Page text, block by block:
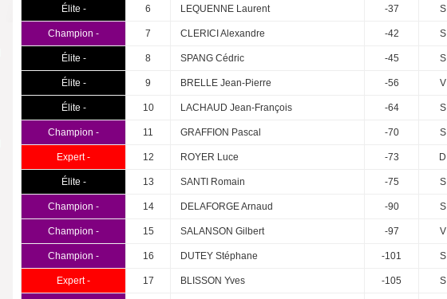
Élite - 6 LEQUENNE Laurent -37 S
Champion - 7 CLERICI Alexandre -42 S
Élite - 8 SPANG Cédric -45 S
Élite - 9 BRELLE Jean-Pierre -56 V
Élite - 10 LACHAUD Jean-François -64 S
Champion - 11 GRAFFION Pascal -70 S
Expert - 12 ROYER Luce -73 D
Élite - 13 SANTI Romain -75 S
Champion - 14 DELAFORGE Arnaud -90 S
Champion - 15 SALANSON Gilbert -97 V
Champion - 16 DUTEY Stéphane -101 S
Expert - 17 BLISSON Yves -105 S